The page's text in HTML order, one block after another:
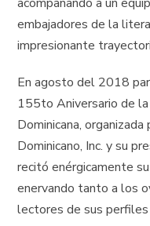
embajadores de la
impresionante
En agosto del 2018
155to Aniversario de
Dominicana,
Dominicano, Inc. y su
recitó enérgicamente
enervando tanto a los
lectores de sus